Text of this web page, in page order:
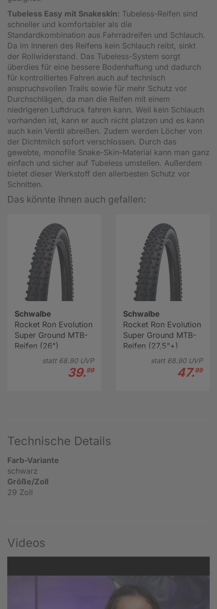
Tubeless Easy mit Snakeskin: Tubeless-Reifen sind
schneller und komfortabler als die
Standardkombination aus Fahrradreifen und Schlauch.
Da im Inneren des Reifens kein Schlauch reibt, sinkt
der Rollwiderstand. Das Tubeless-System sorgt
überdies für eine bessere Bodenhaftung und dadurch
für kontrolliertes Fahren auch auf technisch
anspruchsvollen Trails sowie für mehr Schutz vor
Durchschlägen, da man die Reifen mit einem
niedrigeren Luftdruck fahren kann. Weil kein Schlauch
vorhanden ist, kann er auch nicht platzen und es kann
auch kein Ventil abreißen. Zudem werden Löcher von
der Dichtmilch sofort verschlossen. Durch das
gewebte, monofile Snake-Skin-Material kann man ganz
einfach und sicher auf Tubeless umstellen. Außerdem
bietet dieser Werkstoff den allerbesten Schutz vor
Schnitten.
Das könnte Ihnen auch gefallen:
Schwalbe
Rocket Ron Evolution
Super Ground MTB-
Reifen (26")
statt 68.90UVP
39.99
Schwalbe
Rocket Ron Evolution
Super Ground MTB-
Reifen (27,5"+)
statt 68.90UVP
47.99
Technische Details
Farb-Variante
schwarz
Größe/Zoll
29 Zoll
Videos